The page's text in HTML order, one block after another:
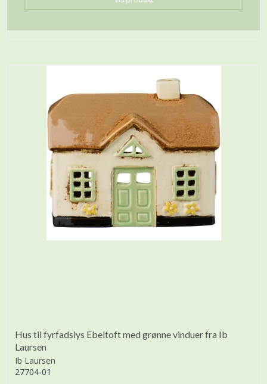
Hus til fyrfadslys Ebeltoft med grønne vinduer fra Ib
Laursen
Ib Laursen
27704-01